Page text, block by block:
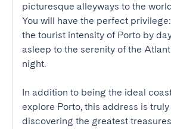
picturesque alleyways to the
You will have the perfect
the tourist intensity of Porto by
asleep to the serenity of the
night.
In addition to being the ideal
explore Porto, this address is
discovering the greatest